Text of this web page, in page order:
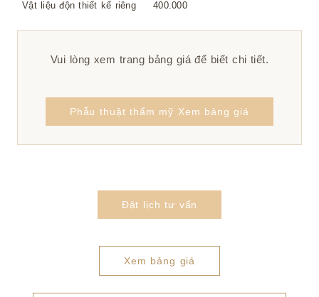
Vật liệu độn thiết kế riêng 400.000
Vui lòng xem trang bảng giá để biết chi tiết.
Phẫu thuật thẩm mỹ Xem bảng giá
Đặt lịch tư vấn
Xem bảng giá